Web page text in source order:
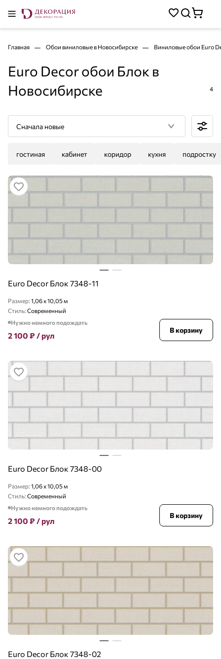
Главная Обои виниловые в Новосибирске Виниловые обои Euro
Euro Decor обои Блок в
Новосибирске
4
Сначала новые
гостиная кабинет коридор кухня подростку
Euro Decor Блок 7348-11
Размер: 1,06 x 10,05 м
Стиль: Современный
Нужно немного подождать
2 100 ₽ / рул
В корзину
Euro Decor Блок 7348-00
Размер: 1,06 x 10,05 м
Стиль: Современный
Нужно немного подождать
2 100 ₽ / рул
В корзину
Euro Decor Блок 7348-02